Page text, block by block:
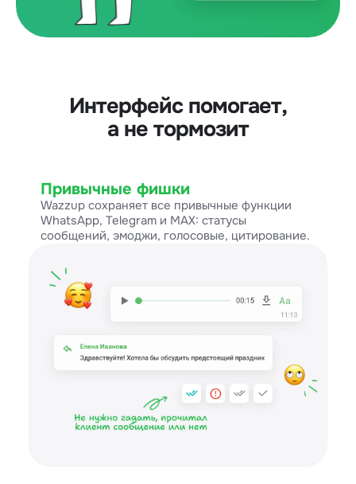
Интерфейс помогает,
а не тормозит
Привычные фишки
Wazzup сохраняет все привычные функции
WhatsApp, Telegram и MAX: статусы
сообщений, эмоджи, голосовые, цитирование.